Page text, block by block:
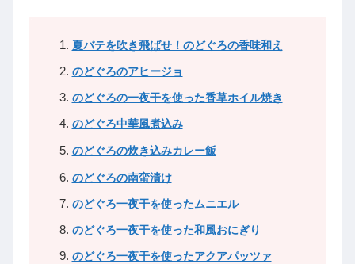
夏バテを吹き飛ばせ！のどぐろの香味和え
のどぐろのアヒージョ
のどぐろの一夜干を使った香草ホイル焼き
のどぐろ中華風煮込み
のどぐろの炊き込みカレー飯
のどぐろの南蛮漬け
のどぐろ一夜干を使ったムニエル
のどぐろ一夜干を使った和風おにぎり
のどぐろ一夜干を使ったアクアパッツァ